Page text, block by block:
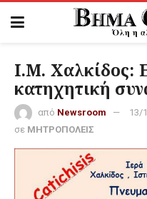
Ι.Μ. Χαλκίδος:
κατηχητική
από Newsroom
13/
σε ΜΗΤΡΟΠΟΛΕΙΣ